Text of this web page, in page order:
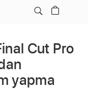
Cut Pro
yapma